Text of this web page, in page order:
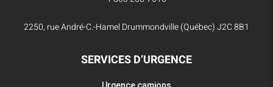
2250, rue André-C.-Hamel Drummondville (Québec) J2C 8B1
SERVICES D’URGENCE